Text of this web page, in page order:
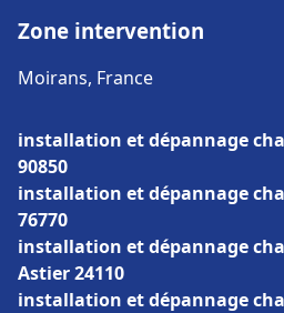
Zone intervention
Moirans, France
installation et dépannage
90850
installation et dépannage
76770
installation et dépannage
Astier 24110
installation et dépannage